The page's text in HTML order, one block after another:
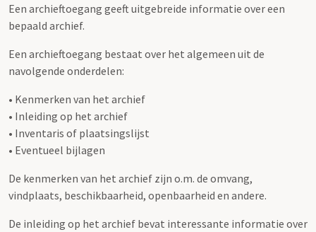
Een archieftoegang geeft uitgebreide informatie over een
bepaald archief.
Een archieftoegang bestaat over het algemeen uit de
navolgende onderdelen:
• Kenmerken van het archief
• Inleiding op het archief
• Inventaris of plaatsingslijst
• Eventueel bijlagen
De kenmerken van het archief zijn o.m. de omvang,
vindplaats, beschikbaarheid, openbaarheid en andere.
De inleiding op het archief bevat interessante informatie over